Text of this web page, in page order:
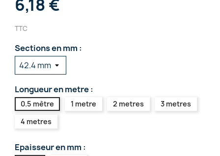
6,18 €
TTC
Sections en mm :
Longueur en metre :
0.5 mètre 1 metre 2 metres
3 metres
4 metres
Epaisseur en mm :